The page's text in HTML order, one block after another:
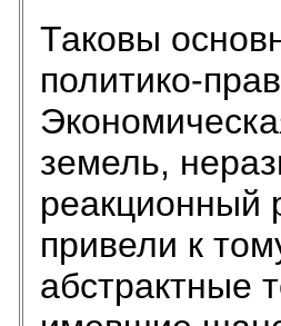
Таковы
политико-
земель,
реакционный
привели к
абстрактные